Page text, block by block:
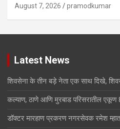
August 7, 2026 pramodkumar
Latest News
शिवसेना के तीन बड़े नेता एक साथ दिखे,
कल्याण, ठाणे आणि मुरबाड परिसरातील एकूण
डॉक्टर मारहाण प्रकरण नगरसेवक रमेश